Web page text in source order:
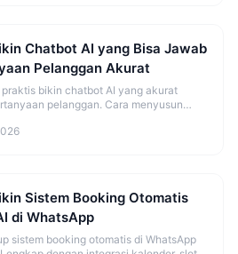
Chatbot AI yang Bisa Jawab
Pelanggan Akurat
praktis bikin chatbot AI yang akurat
pelanggan. Cara menyusun
Sistem Booking Otomatis
di WhatsApp
sistem booking otomatis di WhatsApp